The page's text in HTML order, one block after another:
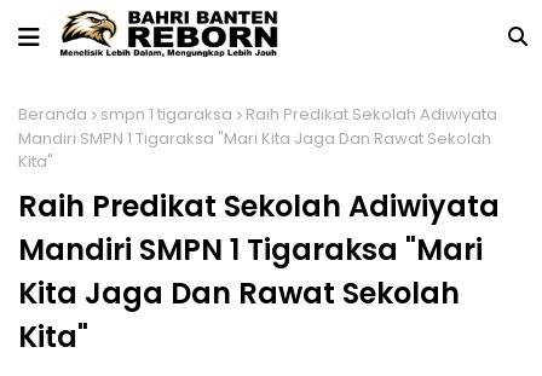
Beranda smpn 1 tigaraksa
Raih Predikat Sekolah Adiwiyata
Mandiri SMPN 1 Tigaraksa "Mari Kita Jaga Dan Rawat Sekolah
Kita"
Raih Predikat Sekolah Adiwiyata
Mandiri SMPN 1 Tigaraksa "Mari
Kita Jaga Dan Rawat Sekolah
Kita"